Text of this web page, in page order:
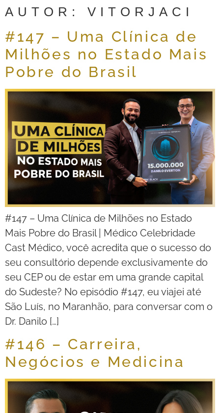
AUTOR: VITORJACI
#147 – Uma Clínica de
Milhões no Estado Mais
Pobre do Brasil
#147 – Uma Clínica de Milhões no Estado
Mais Pobre do Brasil | Médico Celebridade
Cast Médico, você acredita que o sucesso do
seu consultório depende exclusivamente do
seu CEP ou de estar em uma grande capital
do Sudeste? No episódio #147, eu viajei até
São Luís, no Maranhão, para conversar com o
Dr. Danilo […]
#146 – Carreira,
Negócios e Medicina